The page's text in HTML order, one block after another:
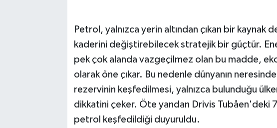
Petrol, yalnızca yerin altından çıkan bir kaynak
kaderini değiştirebilecek stratejik bir güçtür.
pek çok alanda vazgeçilmez olan bu madde,
olarak öne çıkar. Bu nedenle dünyanın
rezervinin keşfedilmesi, yalnızca bulunduğu
dikkatini çeker. Öte yandan Drivis Tubåen'deki
petrol keşfedildiği duyuruldu.